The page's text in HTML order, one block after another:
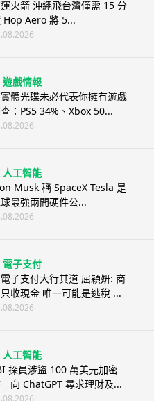
火箭 沖繩飛台灣僅需 15 分
Hop Aero 將 5...
遊戲情報
體光碟未必代表你擁有遊戲
：PS5 34%、Xbox 50...
人工智能
Musk 稱 SpaceX Tesla 是
最強兩間硬件公...
電子支付
子支付大行其道 屈穎妍: 商
收現金 唯一可能是逃稅 ...
人工智能
探員涉盜 100 萬美元加密
向 ChatGPT 尋求理財及...